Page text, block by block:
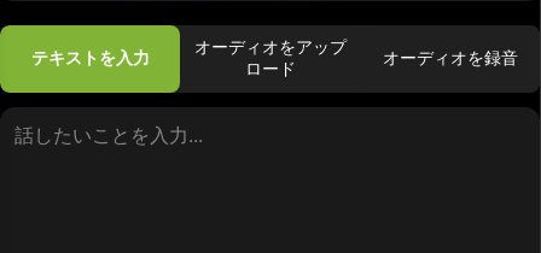
テキストを入力
オーディオをアップ
ロード
オーディオを録音